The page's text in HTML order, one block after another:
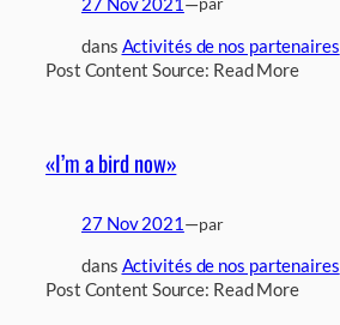
dans Activités de nos partenaires
Post Content Source: Read More
«I’m a bird now»
27 Nov 2021 —par
dans Activités de nos partenaires
Post Content Source: Read More